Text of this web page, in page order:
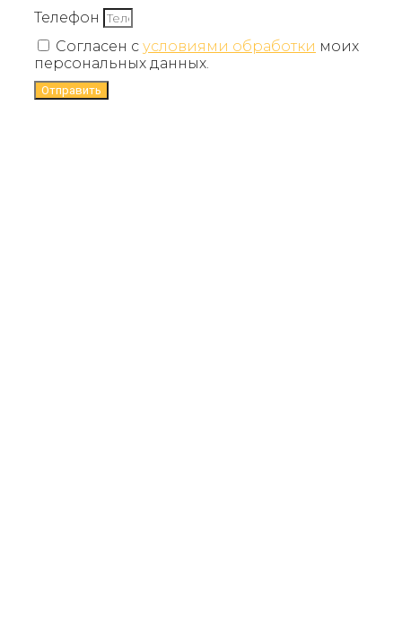
Телефон
Согласен с условиями обработки моих
персональных данных.
Отправить